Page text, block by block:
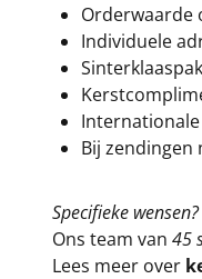
Orderwaarde
Individuele
Bij zendingen
Specifieke wensen?
Ons team van 45
Lees meer over